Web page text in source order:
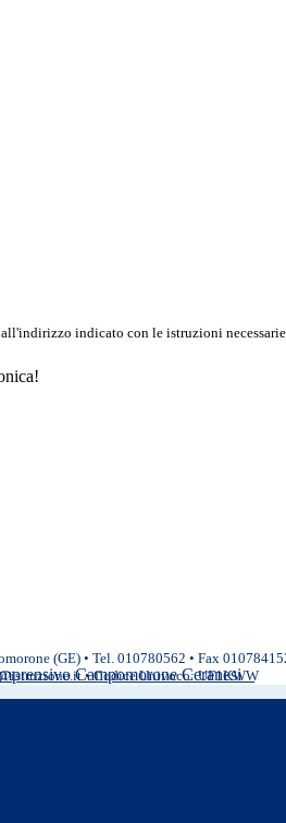
indicato con le istruzioni
Campomorone Ceranesi
(GE) • Tel. 010780562 • Fax
• Codice Univoco: UF1KWW